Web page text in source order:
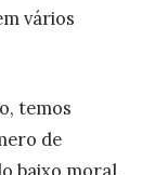
vários
temos
de